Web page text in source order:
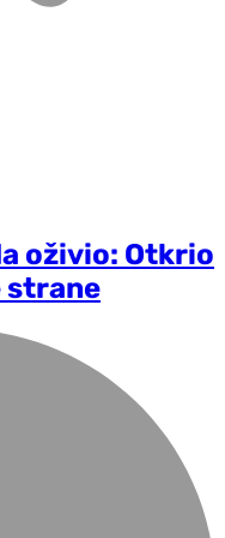
oživio: Otkrio
strane